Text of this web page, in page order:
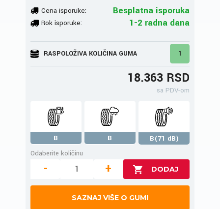
Cena isporuke: Besplatna isporuka
Rok isporuke: 1-2 radna dana
RASPOLOŽIVA KOLIČINA GUMA 1
18.363 RSD
sa PDV-om
B B
B(71 dB)
Odaberite količinu
- +
SAZNAJ VIŠE O GUMI